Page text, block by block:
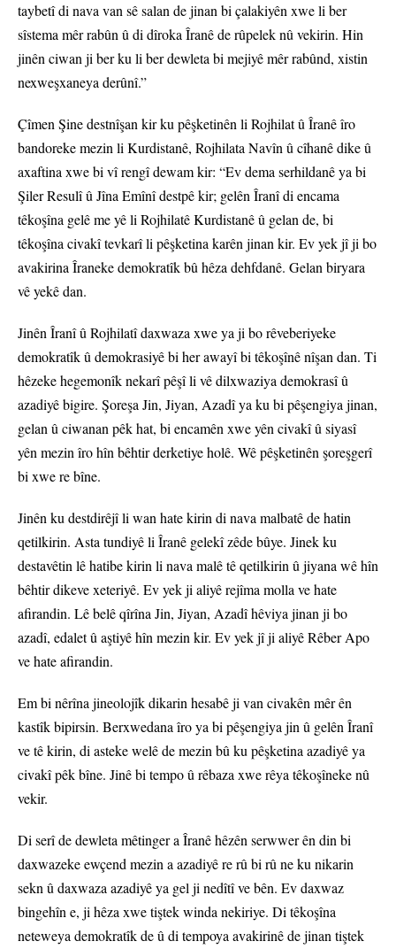
taybetî di nava van sê salan de jinan bi çalakiyên xwe li ber
sîstema mêr rabûn û di dîroka Îranê de rûpelek nû vekirin. Hin
jinên ciwan ji ber ku li ber dewleta bi mejiyê mêr rabûnd, xistin
nexweşxaneya derûnî.”
Çîmen Şine destnîşan kir ku pêşketinên li Rojhilat û Îranê îro
bandoreke mezin li Kurdistanê, Rojhilata Navîn û cîhanê dike û
axaftina xwe bi vî rengî dewam kir: “Ev dema serhildanê ya bi
Şiler Resulî û Jîna Emînî destpê kir; gelên Îranî di encama
têkoşîna gelê me yê li Rojhilatê Kurdistanê û gelan de, bi
têkoşîna civakî tevkarî li pêşketina karên jinan kir. Ev yek jî ji bo
avakirina Îraneke demokratîk bû hêza dehfdanê. Gelan biryara
vê yekê dan.
Jinên Îranî û Rojhilatî daxwaza xwe ya ji bo rêveberiyeke
demokratîk û demokrasiyê bi her awayî bi têkoşînê nîşan dan. Ti
hêzeke hegemonîk nekarî pêşî li vê dilxwaziya demokrasî û
azadiyê bigire. Şoreşa Jin, Jiyan, Azadî ya ku bi pêşengiya jinan,
gelan û ciwanan pêk hat, bi encamên xwe yên civakî û siyasî
yên mezin îro hîn bêhtir derketiye holê. Wê pêşketinên şoreşgerî
bi xwe re bîne.
Jinên ku destdirêjî li wan hate kirin di nava malbatê de hatin
qetilkirin. Asta tundiyê li Îranê gelekî zêde bûye. Jinek ku
destavêtin lê hatibe kirin li nava malê tê qetilkirin û jiyana wê hîn
bêhtir dikeve xeteriyê. Ev yek ji aliyê rejîma molla ve hate
afirandin. Lê belê qîrîna Jin, Jiyan, Azadî hêviya jinan ji bo
azadî, edalet û aştiyê hîn mezin kir. Ev yek jî ji aliyê Rêber Apo
ve hate afirandin.
Em bi nêrîna jineolojîk dikarin hesabê ji van civakên mêr ên
kastîk bipirsin. Berxwedana îro ya bi pêşengiya jin û gelên Îranî
ve tê kirin, di asteke welê de mezin bû ku pêşketina azadiyê ya
civakî pêk bîne. Jinê bi tempo û rêbaza xwe rêya têkoşîneke nû
vekir.
Di serî de dewleta mêtinger a Îranê hêzên serwwer ên din bi
daxwazeke ewçend mezin a azadiyê re rû bi rû ne ku nikarin
sekn û daxwaza azadiyê ya gel ji nedîtî ve bên. Ev daxwaz
bingehîn e, ji hêza xwe tiştek winda nekiriye. Di têkoşîna
neteweya demokratîk de û di tempoya avakirinê de jinan tiştek